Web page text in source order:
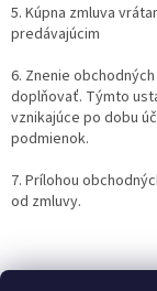
5. Kúpna zmluva
predávajúcim
6. Znenie
doplňovať. Týmto
vznikajúce po dobu
podmienok.
7. Prílohou
od zmluvy.